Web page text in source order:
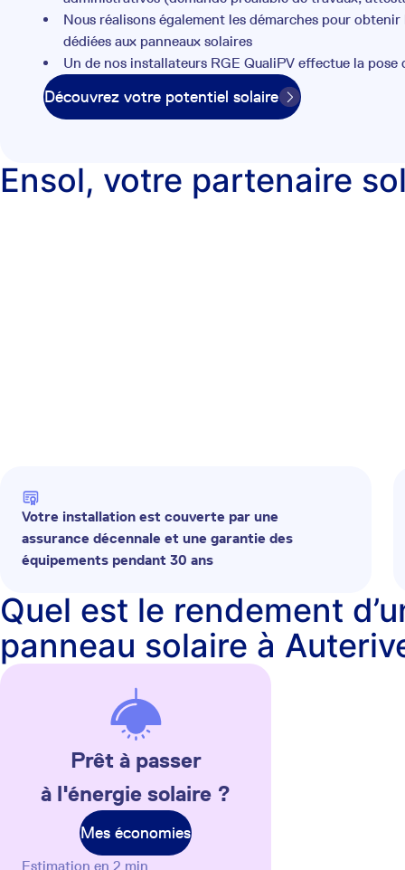
Nous réalisons également les démarches pour
dédiées aux panneaux solaires
Un de nos installateurs RGE QualiPV effectue la
Découvrez votre potentiel solaire
Ensol, votre partenaire
Votre installation est couverte par une
assurance décennale et une garantie des
équipements pendant 30 ans
Quel est le rendement
panneau solaire à
Prêt à passer
à l'énergie solaire ?
Mes économies
Estimation en 2 min